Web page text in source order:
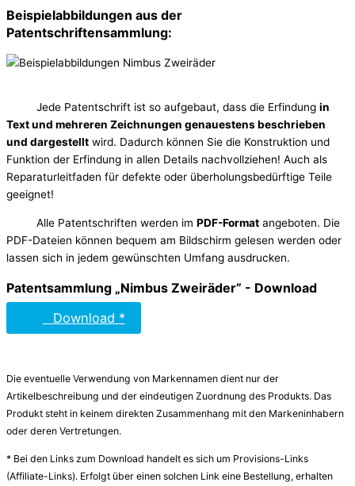
Beispielabbildungen aus der
Patentschriftensammlung:
Jede Patentschrift ist so aufgebaut, dass die Erfindungin
Text und mehreren Zeichnungen genauestens beschrieben
und dargestellt wird. Dadurch können Sie die Konstruktion und
Funktion der Erfindung in allen Details nachvollziehen! Auch als
Reparaturleitfaden für defekte oder überholungsbedürftige Teile
geeignet!
Alle Patentschriften werden imPDF-Format angeboten. Die
PDF-Dateien können bequem am Bildschirm gelesen werden oder
lassen sich in jedem gewünschten Umfang ausdrucken.
Patentsammlung „Nimbus Zweiräder” - Download
Download *
Die eventuelle Verwendung von Markennamen dient nur der
Artikelbeschreibung und der eindeutigen Zuordnung des Produkts. Das
Produkt steht in keinem direkten Zusammenhang mit den Markeninhabern
oder deren Vertretungen.
* Bei den Links zum Download handelt es sich um Provisions-Links
(Affiliate-Links). Erfolgt über einen solchen Link eine Bestellung, erhalten